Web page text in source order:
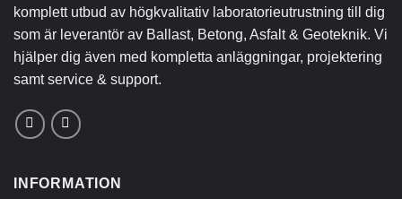
komplett utbud av högkvalitativ laboratorieutrustning till dig
som är leverantör av Ballast, Betong, Asfalt & Geoteknik. Vi
hjälper dig även med kompletta anläggningar, projektering
samt service & support.
INFORMATION